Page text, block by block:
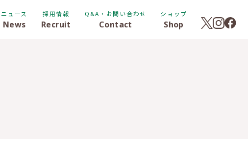
ニュース
News
採用情報
Recruit
Q&A・お問い合わせ
Contact
ショップ
Shop